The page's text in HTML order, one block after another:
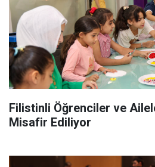
Filistinli Öğrenciler ve
Misafir Ediliyor